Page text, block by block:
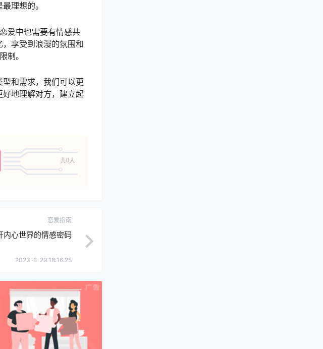
理想的。
爱中也需要有情感共
享受到浪漫的氛围和
制。
和需求，我们可以更
地理解对方，建立起
共0人
恋爱指南
心世界的情感密码
2023-6-29 18:16:25